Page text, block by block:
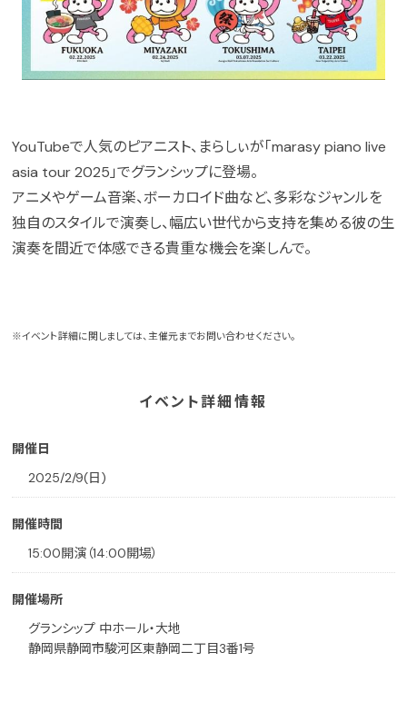
YouTubeで人気のピアニスト、まらしぃが「marasy piano live
asia tour 2025」でグランシップに登場。
アニメやゲーム音楽、ボーカロイド曲など、多彩なジャンルを
独自のスタイルで演奏し、幅広い世代から支持を集める彼の生
演奏を間近で体感できる貴重な機会を楽しんで。
※イベント詳細に関しましては、主催元までお問い合わせください。
イベント詳細情報
開催日
2025/2/9(日)
開催時間
15:00開演（14:00開場）
開催場所
グランシップ 中ホール・大地
静岡県静岡市駿河区東静岡二丁目3番1号